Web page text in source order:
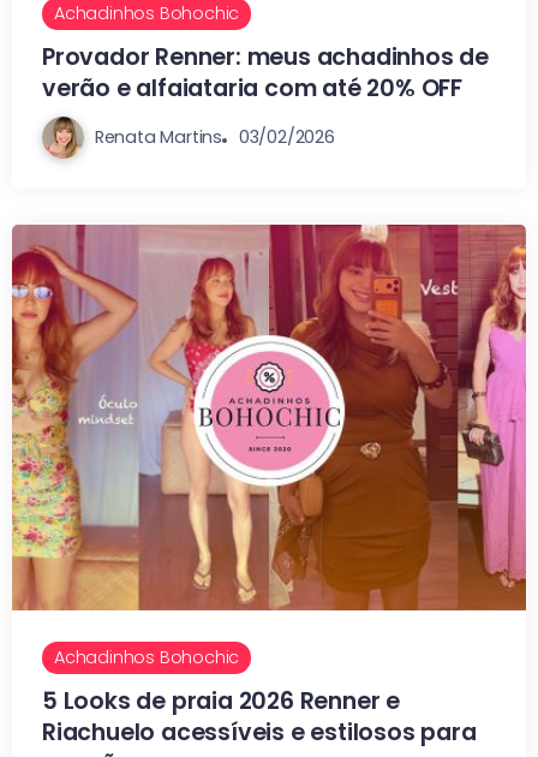
Achadinhos Bohochic
Provador Renner: meus achadinhos de
verão e alfaiataria com até 20% OFF
Renata Martins 03/02/2026
Achadinhos Bohochic
5 Looks de praia 2026 Renner e
Riachuelo acessíveis e estilosos para